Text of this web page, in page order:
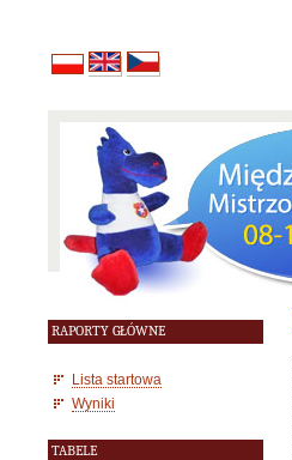
RAPORTY GŁÓWNE
Lista startowa
Wyniki
TABELE